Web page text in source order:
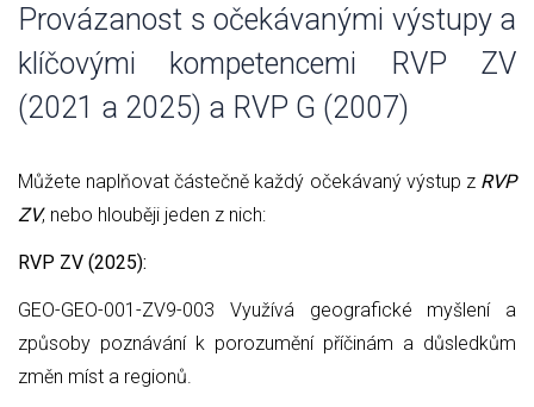
Provázanost s očekávanými výstupy a
klíčovými kompetencemi RVP ZV
(2021 a 2025) a RVP G (2007)
Můžete naplňovat částečně každý očekávaný výstup z RVP
ZV, nebo hlouběji jeden z nich:
RVP ZV (2025):
GEO-GEO-001-ZV9-003 Využívá geografické myšlení a
způsoby poznávání k porozumění příčinám a důsledkům
změn míst a regionů.